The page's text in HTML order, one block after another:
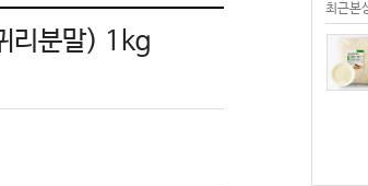
최근본
7 다시마
리분말) 1kg